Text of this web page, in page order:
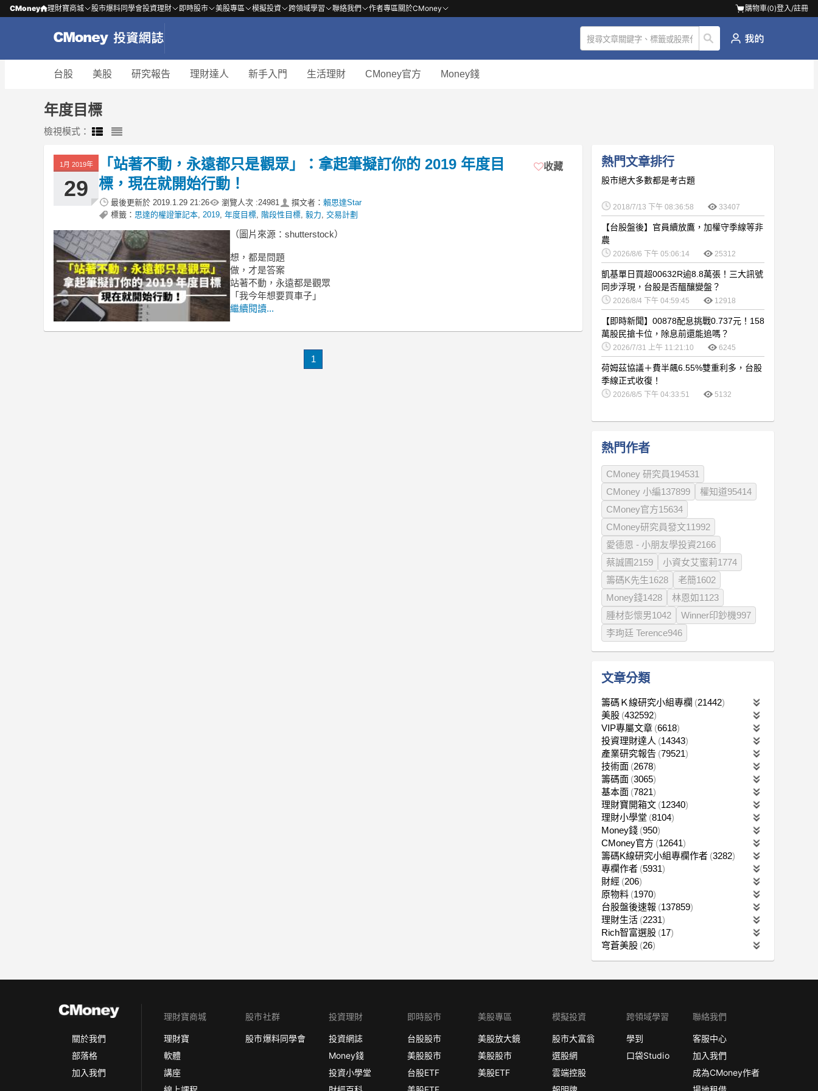
CMoney 理財寶商城 股市爆料同學會投資理財 即時股市 美股專區 模擬投資 跨領域學習 聯絡我們 作者專區關於CMoney 購物車(0)登入/註冊
台股 美股 研究報告 理財達人 新手入門 生活理財 CMoney官方 Money錢
年度目標
檢視模式：
1月 2019年
29
「站著不動，永遠都只是觀眾」：拿起筆擬訂你的 2019 年度目
標，現在就開始行動！
最後更新於 2019.1.29 21:26 瀏覽人次 :24981 撰文者： 賴思達Star
標籤： 思達的權證筆記本 2019 年度目標 階段性目標 毅力 交易計劃
收藏
（圖片來源：shutterstock）
想，都是問題
做，才是答案
站著不動，永遠都是觀眾
「我今年想要買車子」
繼續閱讀...
1
熱門文章排行
股市絕大多數都是考古題
2018/7/13 下午 08:36:58 33407
【台股盤後】官員續放鷹，加權守季線等非
農
2026/8/6 下午 05:06:14 25312
凱基單日買超00632R逾8.8萬張！三大訊號
同步浮現，台股是否醞釀變盤？
2026/8/4 下午 04:59:45 12918
【即時新聞】00878配息挑戰0.737元！158
萬股民搶卡位，除息前還能追嗎？
2026/7/31 上午 11:21:10 6245
荷姆茲協議＋費半飆6.55%雙重利多，台股
季線正式收復！
2026/8/5 下午 04:33:51 5132
熱門作者
CMoney 研究員194531
CMoney 小編137899
權知道95414
CMoney官方15634
CMoney研究員發文11992
愛德恩 - 小朋友學投資2166
蔡誠圃2159
小資女艾蜜莉1774
籌碼K先生1628
老簡1602
Money錢1428
林恩如1123
腫材彭懷男1042
Winner印鈔機997
李珣廷 Terence946
文章分類
籌碼Ｋ線研究小組專欄
21442
美股 432592
VIP專屬文章 6618
投資理財達人
14343
產業研究報告 79521
技術面 2678
籌碼面 3065
基本面 7821
理財寶開箱文 12340
理財小學堂 8104
Money錢 950
CMoney官方 12641
籌碼K線研究小組專欄作者 3282
專欄作者 5931
財經 206
原物料 1970
台股盤後速報 137859
理財生活 2231
Rich智富選股 17
穹蒼美股 26
關於我們
部落格
加入我們
理財寶商城
理財寶
軟體
講座
股市社群
股市爆料同學會
投資理財
投資網誌
Money錢
投資小學堂
即時股市
台股股市
美股股市
台股ETF
美股專區
美股放大鏡
美股股市
美股ETF
模擬投資
股市大富翁
選股網
雲端控股
跨領域學習
學到
口袋Studio
聯絡我們
客服中心
加入我們
成為CMoney作者